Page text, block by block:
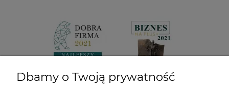
Dbamy o Twoją prywatność